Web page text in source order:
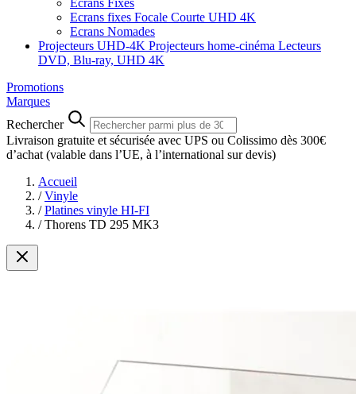
Ecrans Fixes
Ecrans fixes Focale Courte UHD 4K
Ecrans Nomades
Projecteurs UHD-4K Projecteurs home-cinéma Lecteurs
DVD, Blu-ray, UHD 4K
Promotions
Marques
Rechercher
Livraison gratuite et sécurisée avec UPS ou Colissimo dès 300€
d’achat (valable dans l’UE, à l’international sur devis)
Accueil
/ Vinyle
/ Platines vinyle HI-FI
/ Thorens TD 295 MK3